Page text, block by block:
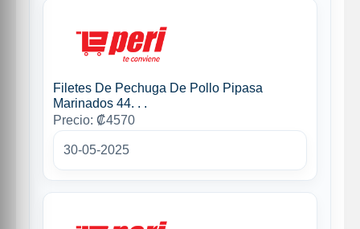
Filetes De Pechuga De Pollo Pipasa
Marinados 44. . .
Precio: ₡4570
30-05-2025